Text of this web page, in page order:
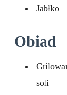
Jabłko
Obiad
soli